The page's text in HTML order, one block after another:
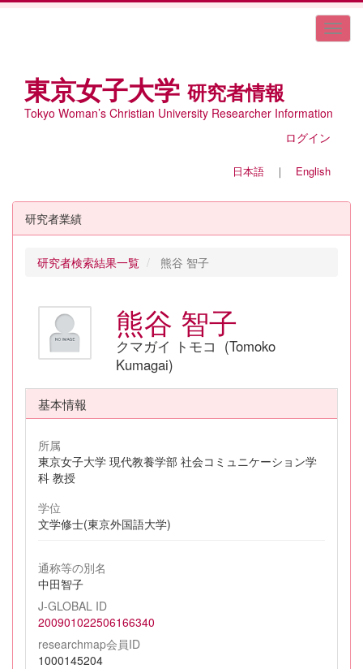
東京女子大学 研究者情報
Tokyo Woman’s Christian University Researcher Information
ログイン
日本語 ｜ English
研究者業績
研究者検索結果一覧 熊谷 智子
熊谷 智子
クマガイ トモコ (Tomoko
Kumagai)
基本情報
所属
東京女子大学 現代教養学部 社会コミュニケーション学
科 教授
学位
文学修士(東京外国語大学)
通称等の別名
中田智子
J-GLOBAL ID
200901022506166340
researchmap会員ID
1000145204